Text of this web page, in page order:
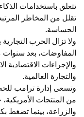
تتعلق باستخدامات
تقلل من المخاطر
الحساسة.
ولا تزال الحرب
المفاوضات، بعد سنوات
والإجراءات الاقتصادية
والتجارة العالمية.
وتسعى إدارة ترامب
من المنتجات
والزراعة، بينما تضغط